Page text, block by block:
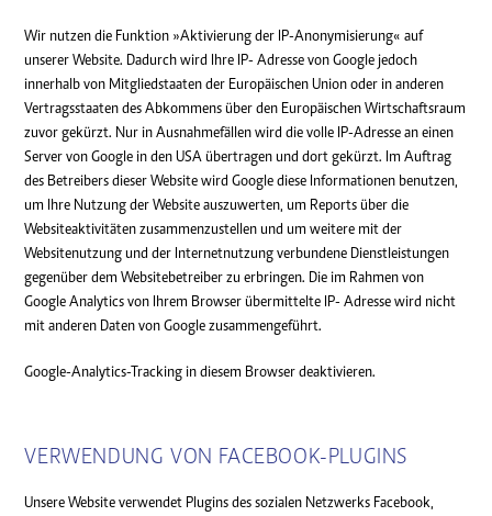
Wir nutzen die Funktion »Aktivierung der IP-Anonymisierung« auf
unserer Website. Dadurch wird Ihre IP- Adresse von Google jedoch
innerhalb von Mitgliedstaaten der Europäischen Union oder in anderen
Vertragsstaaten des Abkommens über den Europäischen Wirtschaftsraum
zuvor gekürzt. Nur in Ausnahmefällen wird die volle IP-Adresse an einen
Server von Google in den USA übertragen und dort gekürzt. Im Auftrag
des Betreibers dieser Website wird Google diese Informationen benutzen,
um Ihre Nutzung der Website auszuwerten, um Reports über die
Websiteaktivitäten zusammenzustellen und um weitere mit der
Websitenutzung und der Internetnutzung verbundene Dienstleistungen
gegenüber dem Websitebetreiber zu erbringen. Die im Rahmen von
Google Analytics von Ihrem Browser übermittelte IP- Adresse wird nicht
mit anderen Daten von Google zusammengeführt.
Google-Analytics-Tracking in diesem Browser deaktivieren.
VERWENDUNG VON FACEBOOK-PLUGINS
Unsere Website verwendet Plugins des sozialen Netzwerks Facebook,